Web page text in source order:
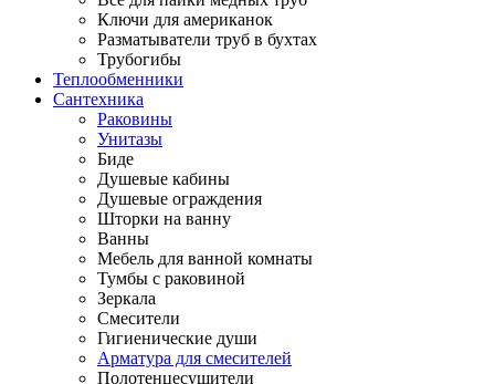
Ключи для американок
Разматыватели труб в бухтах
Трубогибы
Теплообменники
Сантехника
Раковины
Унитазы
Биде
Душевые кабины
Душевые ограждения
Шторки на ванну
Ванны
Мебель для ванной комнаты
Тумбы с раковиной
Зеркала
Смесители
Гигиенические души
Арматура для смесителей
Полотенцесушители